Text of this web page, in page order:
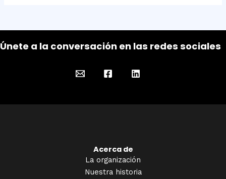
Únete a la conversación en las redes sociales
Acerca de
La organización
Nuestra historia